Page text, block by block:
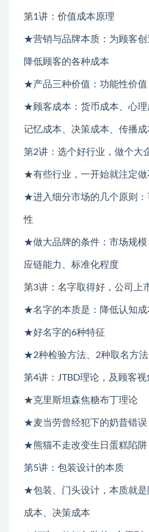
第1讲：价值成本原理
★营销与品牌本质：为顾客
降低顾客的各种成本
★产品三种价值：功能性价
★顾客成本：货币成本、心
记忆成本、决策成本、传播成
第2讲：选个好行业，做个大
★有些行业，一开始就注定做
★进入细分市场的几个原则
性
★做大品牌的条件：市场规
应链能力、标准化程度
第3讲：名字取得好，公司上
★名字的本质是：降低认知
★好名字的6种特征
★2种检验方法、2种取名方
第4讲：JTBD理论，及顾客视
★克里斯坦森焦糖布丁理论
★麦当劳曾经犯下的奶昔错误
★熊猫不走改变生日蛋糕陷阱
第5讲：包装设计的本质
★包装、门头设计，本质就
成本、决策成本